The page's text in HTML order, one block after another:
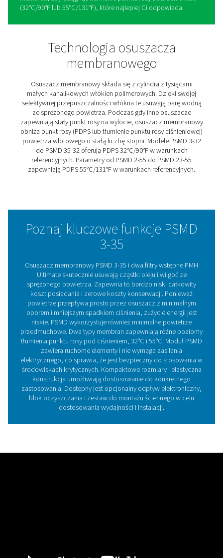
Osuszacze membranowe
3-35
Pneumatech PSMD 3-35 łączy w sobie wydajność
sprężonym powietrzem z bezobsługowością w
wymagających zastosowaniach. Ponieważ nasz
membranowy nie jest zasilany elektrycznie, zapewnia
również do instalacji w miejscu użycia i w małych
przestrzeniach.
Moduł PSMD nie ma żadnych ruchomych części, co
niskiemu spadkowi ciśnienia i zużyciu powietrza
przedmuchowego maksymalizuje również
energii. PSMD oferuje wybór pomiędzy dwoma typami
membran, aby osiągnąć tłumienie punktu rosy pod
(32°C/90°F lub 55°C/131°F), które najlepiej Ci
Technologia osuszacza
membranowego
Osuszacz membranowy składa się z cylindra z
małych kanalikowych włókien polimerowych.